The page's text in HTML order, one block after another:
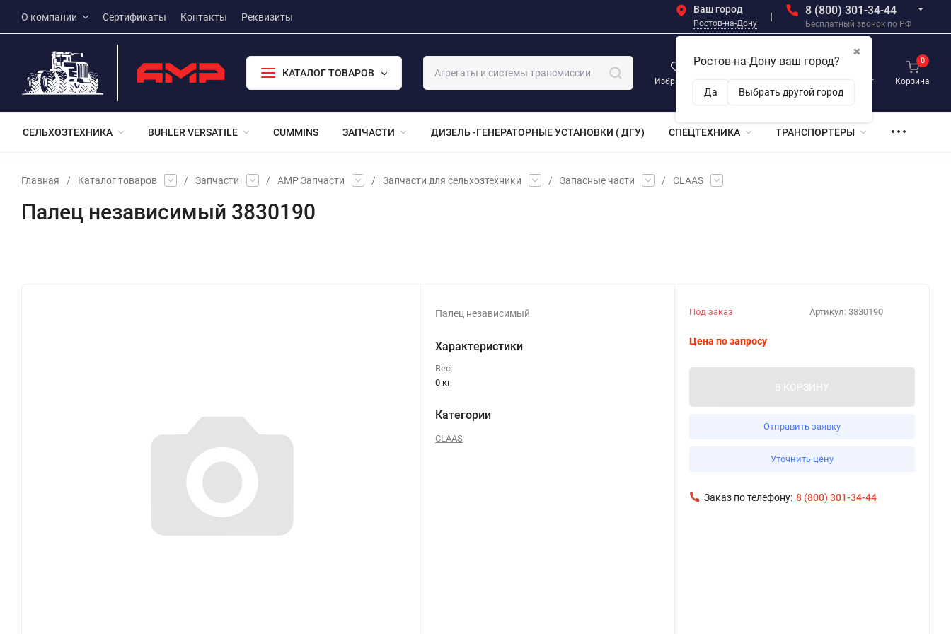
О компании Сертификаты Контакты Реквизиты
Ваш город
Ростов-на-Дону
✖
Ростов-на-Дону ваш город?
Да Выбрать другой город
8 (800) 301-34-44
Бесплатный звонок по РФ
КАТАЛОГ ТОВАРОВ
Избранное
0
Личный кабинет Корзина
0
СЕЛЬХОЗТЕХНИКА BUHLER VERSATILE CUMMINS ЗАПЧАСТИ ДИЗЕЛЬ -ГЕНЕРАТОРНЫЕ УСТАНОВКИ ( ДГУ) СПЕЦТЕХНИКА ТРАНСПОРТЕРЫ
Главная / Каталог товаров / Запчасти / АМР Запчасти / Запчасти для сельхозтехники / Запасные части / CLAAS
Палец независимый 3830190
Палец независимый
Характеристики
Вес:
0 кг
Категории
CLAAS
Артикул: 3830190
Под заказ
Цена по запросу
В КОРЗИНУ
Отправить заявку
Уточнить цену
Заказ по телефону: 8 (800) 301-34-44